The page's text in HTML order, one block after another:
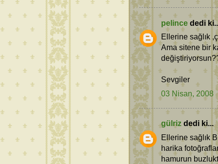
pelince dedi
Ellerine sağlık
Ama sitene bir
Sevgiler
03 Nisan, 2008
gülriz dedi ki...
Ellerine sağlık
harika
hamurun